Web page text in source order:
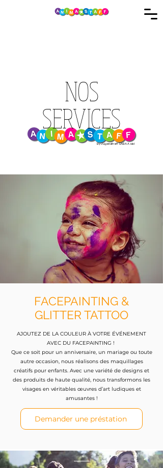
NOS
SERVICES
By Jugendtreff SABA Asbl
FACEPAINTING &
GLITTER TATTOO
AJOUTEZ DE LA COULEUR À VOTRE ÉVÉNEMENT
AVEC DU FACEPAINTING !
Que ce soit pour un anniversaire, un mariage ou toute
autre occasion, nous réalisons des maquillages
créatifs pour enfants. Avec une variété de designs et
des produits de haute qualité, nous transformons les
visages en véritables œuvres d’art ludiques et
amusantes !
Demander une préstation